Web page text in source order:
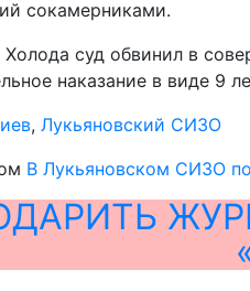
сокамерниками.
суд обвинил в
наказание в виде 9
, Лукьяновский СИЗО
В Лукьяновском СИЗО